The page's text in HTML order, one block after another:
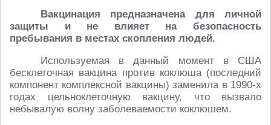
Вакцинация предназначена для личной
защиты и не влияет на безопасность
пребывания в местах скопления людей.
Используемая в данный момент в США
бесклеточная вакцина против коклюша (последний
компонент комплексной вакцины) заменила в 1990-х
годах цельноклеточную вакцину, что вызвало
небывалую волну заболеваемости коклюшем.